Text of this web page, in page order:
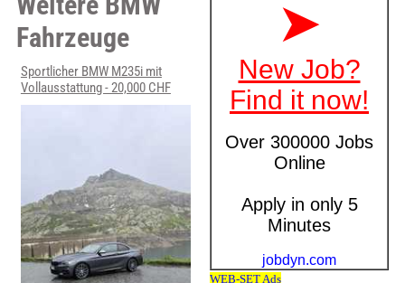
Fahrzeuge
Sportlicher BMW M235i mit
Vollausstattung - 20,000 CHF